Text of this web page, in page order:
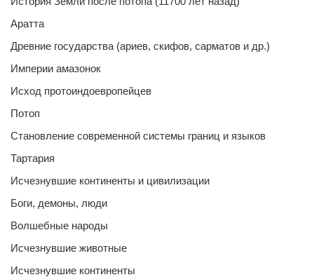
Аратта
Древние государства (ариев, скифов, сарматов и др.)
Империи амазонок
Исход протоиндоевропейцев
Потоп
Становление современной системы границ и языков
Тартария
Исчезнувшие континенты и цивилизации
Боги, демоны, люди
Волшебные народы
Исчезнувшие животные
Исчезнувшие континенты